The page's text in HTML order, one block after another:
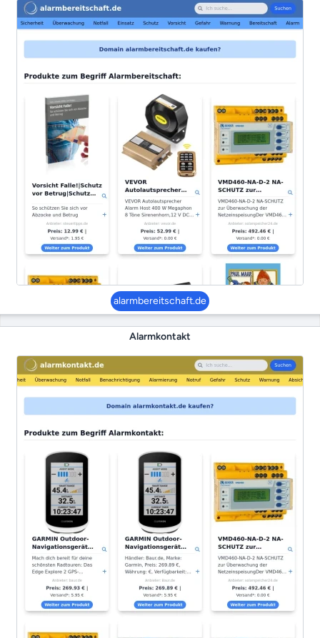
alarmbereitschaft.de
Alarmkontakt